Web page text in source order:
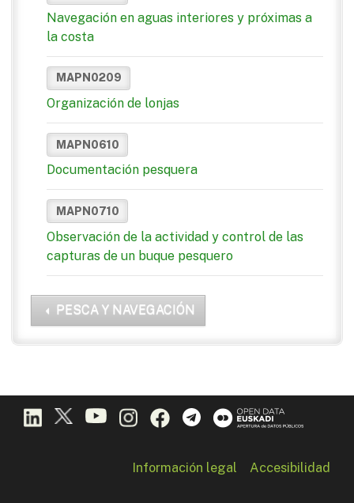
Navegación en aguas interiores y próximas a
la costa
MAPN0209
Organización de lonjas
MAPN0610
Documentación pesquera
MAPN0710
Observación de la actividad y control de las
capturas de un buque pesquero
PESCA Y NAVEGACIÓN
Información legal Accesibilidad